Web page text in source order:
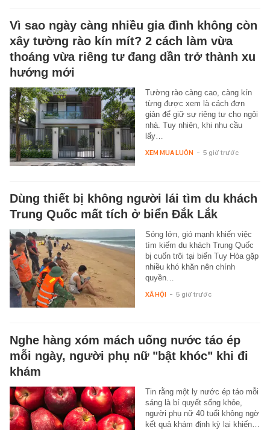
Vì sao ngày càng nhiều gia đình không còn
xây tường rào kín mít? 2 cách làm vừa
thoáng vừa riêng tư đang dần trở thành xu
hướng mới
Tường rào càng cao, càng kín
từng được xem là cách đơn
giản để giữ sự riêng tư cho ngôi
nhà. Tuy nhiên, khi nhu cầu
lấy…
XEM MUA LUÔN - 5 giờ trước
Dùng thiết bị không người lái tìm du khách
Trung Quốc mất tích ở biển Đắk Lắk
Sóng lớn, gió mạnh khiến việc
tìm kiếm du khách Trung Quốc
bị cuốn trôi tại biển Tuy Hòa gặp
nhiều khó khăn nên chính
quyền…
XÃ HỘI - 5 giờ trước
Nghe hàng xóm mách uống nước táo ép
mỗi ngày, người phụ nữ "bật khóc" khi đi
khám
Tin rằng một ly nước ép táo mỗi
sáng là bí quyết sống khỏe,
người phụ nữ 40 tuổi không ngờ
kết quả khám định kỳ lại khiến…